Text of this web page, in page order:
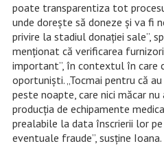
poate transparentiza tot
unde doreşte să doneze şi va fi
privire la stadiul donaţiei sale”,
menţionat că verificarea
important”, în contextul în care
oportunişti. „Tocmai pentru că
peste noapte, care nici măcar
producţia de echipamente
prealabile la data înscrierii lor
eventuale fraude”, susţine Ioana.